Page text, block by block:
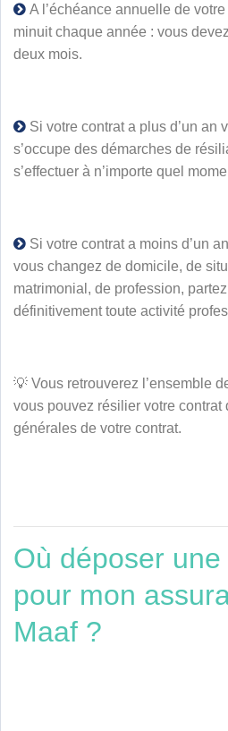
A l’échéance annuelle de
minuit chaque année : vous
deux mois.
Si votre contrat a plus d’un an
s’occupe des démarches de
s’effectuer à n’importe quel
Si votre contrat a moins d’un
vous changez de domicile, de
matrimonial, de profession,
définitivement toute activité
💡 Vous retrouverez l’ensemble
vous pouvez résilier votre contrat
générales de votre contrat.
Où déposer
pour mon
Maaf ?